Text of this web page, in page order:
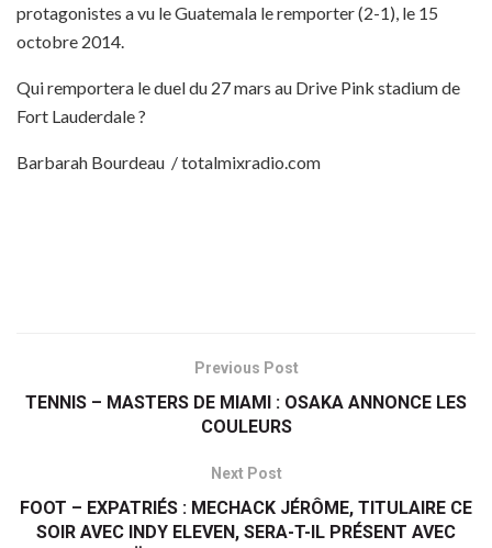
protagonistes a vu le Guatemala le remporter (2-1), le 15
octobre 2014.
Qui remportera le duel du 27 mars au Drive Pink stadium de
Fort Lauderdale ?
Barbarah Bourdeau / totalmixradio.com
Previous Post
TENNIS – MASTERS DE MIAMI : OSAKA ANNONCE LES
COULEURS
Next Post
FOOT – EXPATRIÉS : MECHACK JÉRÔME, TITULAIRE CE
SOIR AVEC INDY ELEVEN, SERA-T-IL PRÉSENT AVEC